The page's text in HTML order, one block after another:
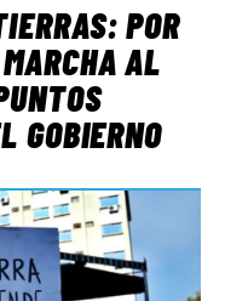
POR
AL
GOBIERNO